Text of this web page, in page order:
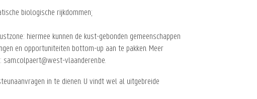
biologische rijkdommen;
hiermee kunnen de kust-gebonden gemeenschappen
en opportuniteiten bottom-up aan te pakken. Meer
vlaanderen.be.
in te dienen. U vindt wel al uitgebreide